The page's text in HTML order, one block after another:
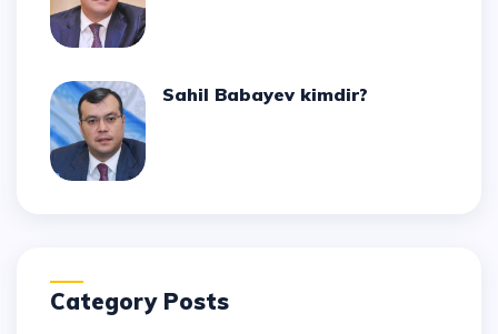
Sahil Babayev kimdir?
Category Posts